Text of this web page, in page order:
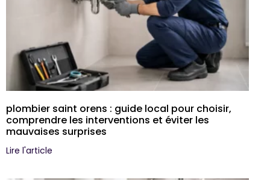
plombier saint orens : guide local pour choisir,
comprendre les interventions et éviter les
mauvaises surprises
Lire l'article